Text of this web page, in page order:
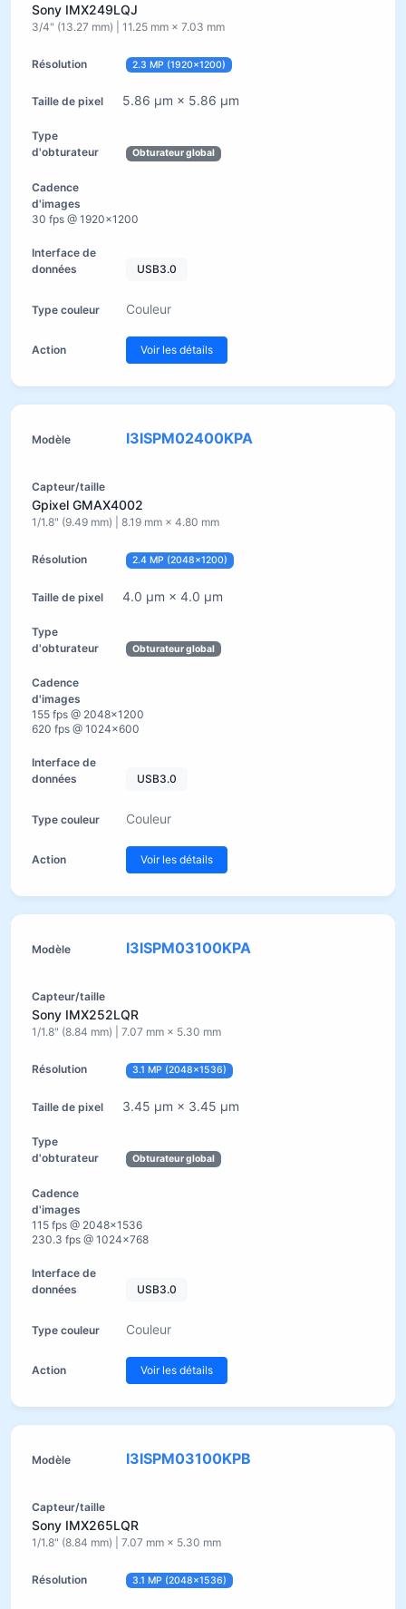
Sony IMX249LQJ
3/4" (13.27 mm) | 11.25 mm × 7.03 mm
2.3 MP (1920×1200)
5.86 µm × 5.86 µm
Obturateur global
30 fps @ 1920×1200
USB3.0
Couleur
Voir les détails
I3ISPM02400KPA
Gpixel GMAX4002
1/1.8" (9.49 mm) | 8.19 mm × 4.80 mm
2.4 MP (2048×1200)
4.0 µm × 4.0 µm
Obturateur global
155 fps @ 2048×1200
620 fps @ 1024×600
USB3.0
Couleur
Voir les détails
I3ISPM03100KPA
Sony IMX252LQR
1/1.8" (8.84 mm) | 7.07 mm × 5.30 mm
3.1 MP (2048×1536)
3.45 µm × 3.45 µm
Obturateur global
115 fps @ 2048×1536
230.3 fps @ 1024×768
USB3.0
Couleur
Voir les détails
I3ISPM03100KPB
Sony IMX265LQR
1/1.8" (8.84 mm) | 7.07 mm × 5.30 mm
3.1 MP (2048×1536)